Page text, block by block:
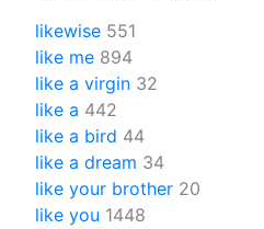
likewise 551
like me 894
like a virgin 32
like a 442
like a bird 44
like a dream 34
like your brother 20
like you 1448